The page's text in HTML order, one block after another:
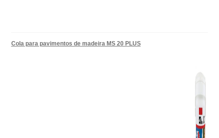
Cola para pavimentos de madeira MS 20 PLUS